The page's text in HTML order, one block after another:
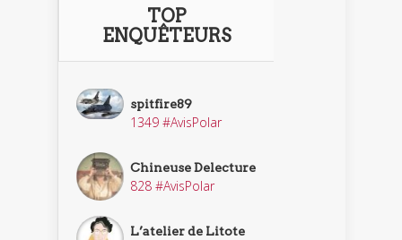
TOP
ENQUÊTEURS
spitfire89
1349 #AvisPolar
Chineuse Delecture
828 #AvisPolar
L’atelier de Litote